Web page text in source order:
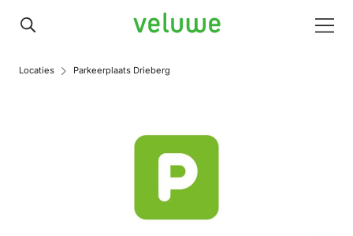
Veluwe
Locaties Parkeerplaats Drieberg